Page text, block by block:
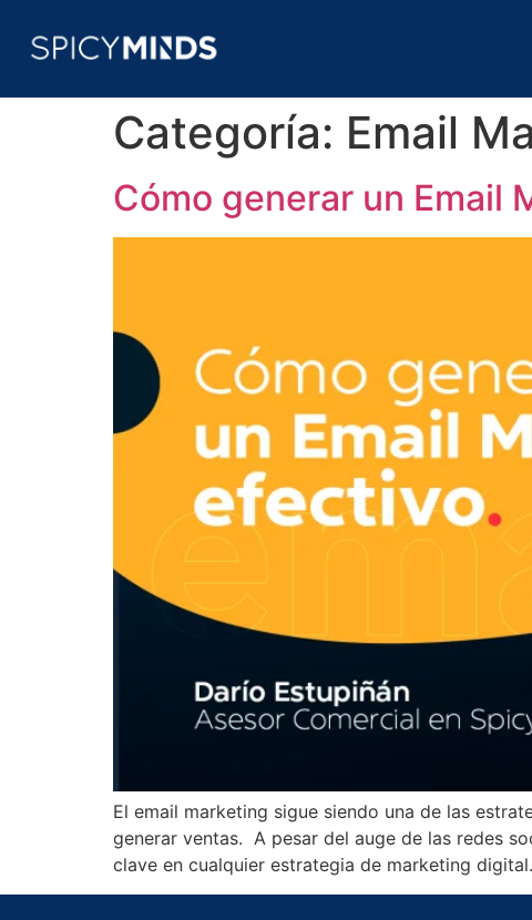
Categoría: Email
Cómo generar un Email
El email marketing sigue siendo una de las
generar ventas. A pesar del auge de las redes
clave en cualquier estrategia de marketing